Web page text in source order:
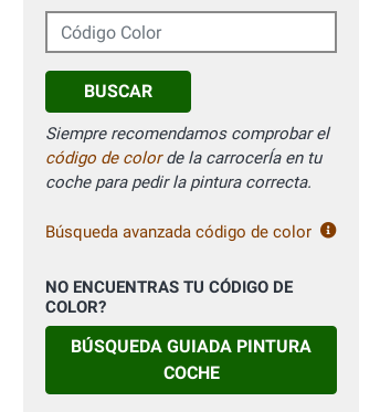
Código Color
BUSCAR
Siempre recomendamos comprobar el
código de colorde la carrocerÍa en tu
coche para pedir la pintura correcta.
Búsqueda avanzada código de color
NO ENCUENTRAS TU CÓDIGO DE
COLOR?
BÚSQUEDA GUIADA PINTURA
COCHE